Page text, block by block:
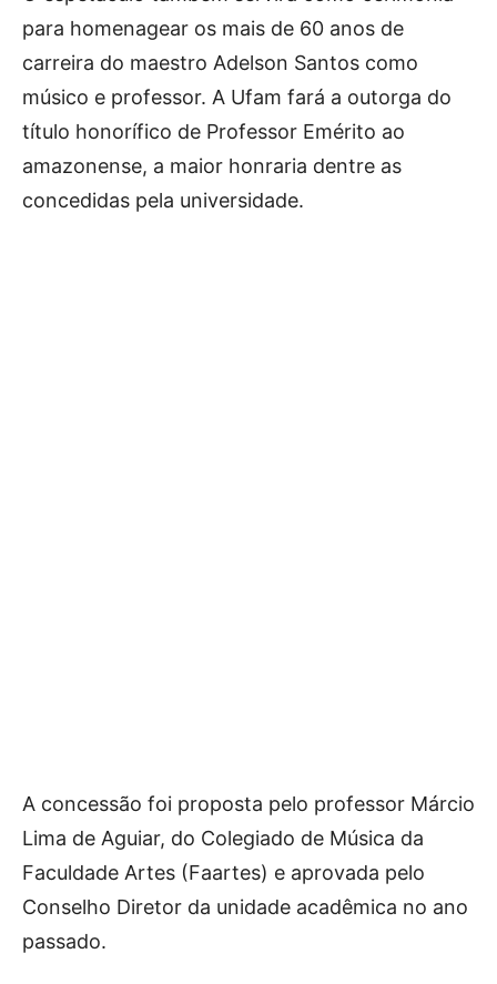
para homenagear os mais de 60 anos de
carreira do maestro Adelson Santos como
músico e professor. A Ufam fará a outorga do
título honorífico de Professor Emérito ao
amazonense, a maior honraria dentre as
concedidas pela universidade.
A concessão foi proposta pelo professor Márcio
Lima de Aguiar, do Colegiado de Música da
Faculdade Artes (Faartes) e aprovada pelo
Conselho Diretor da unidade acadêmica no ano
passado.